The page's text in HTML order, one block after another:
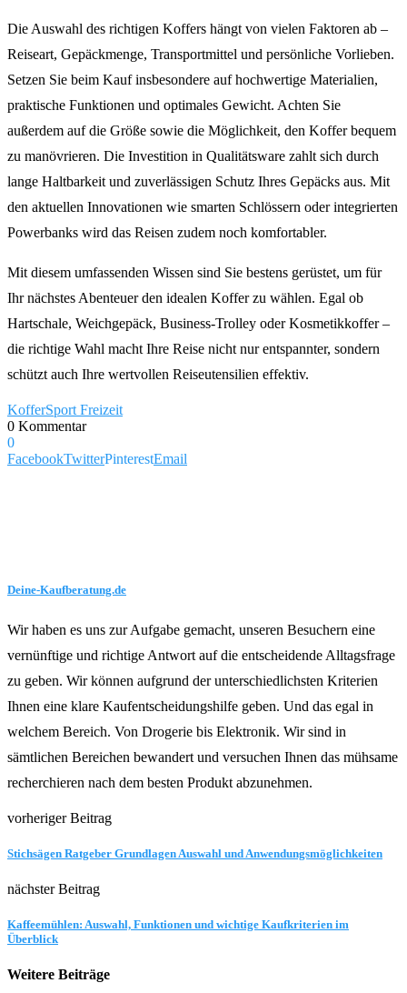
Die Auswahl des richtigen Koffers hängt von vielen Faktoren ab –
Reiseart, Gepäckmenge, Transportmittel und persönliche Vorlieben.
Setzen Sie beim Kauf insbesondere auf hochwertige Materialien,
praktische Funktionen und optimales Gewicht. Achten Sie
außerdem auf die Größe sowie die Möglichkeit, den Koffer bequem
zu manövrieren. Die Investition in Qualitätsware zahlt sich durch
lange Haltbarkeit und zuverlässigen Schutz Ihres Gepäcks aus. Mit
den aktuellen Innovationen wie smarten Schlössern oder integrierten
Powerbanks wird das Reisen zudem noch komfortabler.
Mit diesem umfassenden Wissen sind Sie bestens gerüstet, um für
Ihr nächstes Abenteuer den idealen Koffer zu wählen. Egal ob
Hartschale, Weichgepäck, Business-Trolley oder Kosmetikkoffer –
die richtige Wahl macht Ihre Reise nicht nur entspannter, sondern
schützt auch Ihre wertvollen Reiseutensilien effektiv.
KofferSport Freizeit
0 Kommentar
0
FacebookTwitterPinterestEmail
Deine-Kaufberatung.de
Wir haben es uns zur Aufgabe gemacht, unseren Besuchern eine
vernünftige und richtige Antwort auf die entscheidende Alltagsfrage
zu geben. Wir können aufgrund der unterschiedlichsten Kriterien
Ihnen eine klare Kaufentscheidungshilfe geben. Und das egal in
welchem Bereich. Von Drogerie bis Elektronik. Wir sind in
sämtlichen Bereichen bewandert und versuchen Ihnen das mühsame
recherchieren nach dem besten Produkt abzunehmen.
vorheriger Beitrag
Stichsägen Ratgeber Grundlagen Auswahl und Anwendungsmöglichkeiten
nächster Beitrag
Kaffeemühlen: Auswahl, Funktionen und wichtige Kaufkriterien im
Überblick
Weitere Beiträge